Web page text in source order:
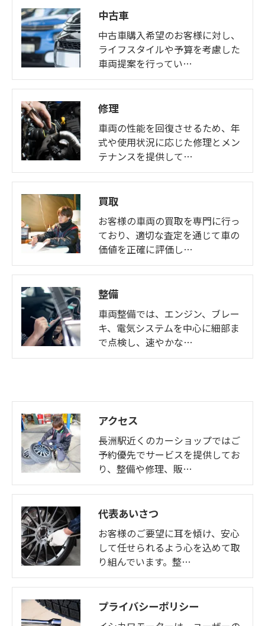
中古車
中古車購入希望のお客様に対し、
ライフスタイルや予算を考慮した
車両提案を行ってい…
修理
車両の性能を回復させるため、年
式や使用状況に応じた修理とメン
テナンスを提供して…
買取
お客様の車両の買取を専門に行っ
ており、適切な査定を通じて車の
価値を正確に評価し…
整備
車両整備では、エンジン、ブレー
キ、電気システムを中心に細部ま
で点検し、速やかな…
アクセス
長洲駅近くのカーショップではご
予約優先でサービスを提供してお
り、整備や修理、販…
代表あいさつ
お客様のご要望に耳を傾け、安心
して任せられるよう心を込めて取
り組んでいます。整…
プライバシーポリシー